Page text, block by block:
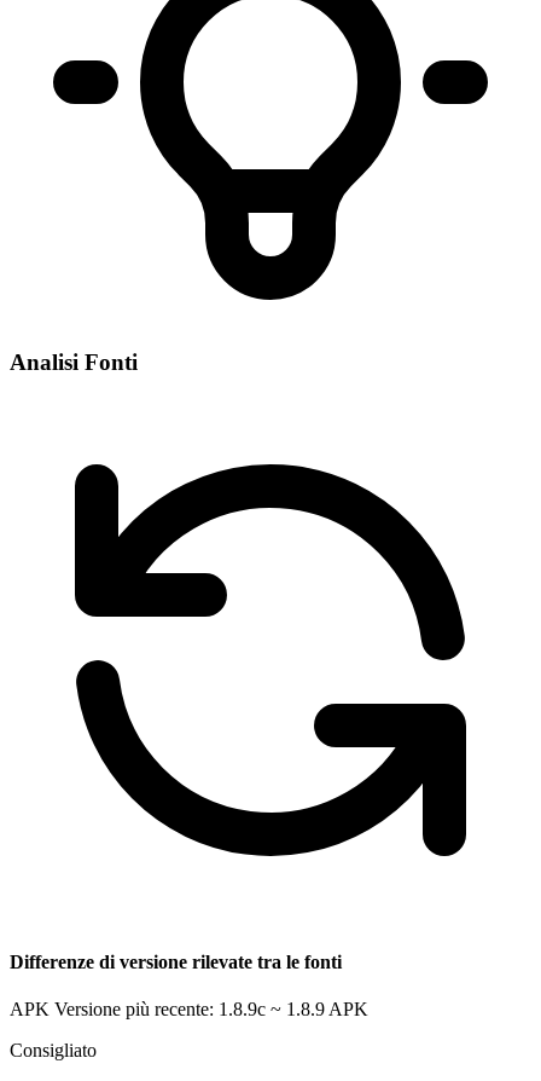
Analisi Fonti
Differenze di versione rilevate tra le fonti
APK Versione più recente: 1.8.9c ~ 1.8.9 APK
Consigliato